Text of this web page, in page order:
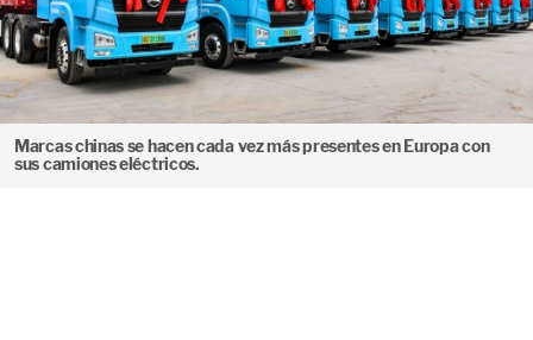
Marcas chinas se hacen cada vez más presentes en Europa con
sus camiones eléctricos.